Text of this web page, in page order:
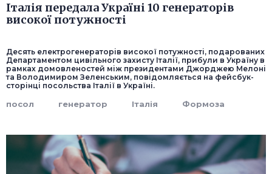
Італія передала Україні 10 генераторів
високої потужності
Десять електрогенераторів високої потужності, подарованих
Департаментом цивільного захисту Італії, прибули в Україну в
рамках домовленостей між президентами Джорджею Мелоні
та Володимиром Зеленським, повідомляється на фейсбук-
сторінці посольства Італії в Україні.
посол генератор Італія Формоза